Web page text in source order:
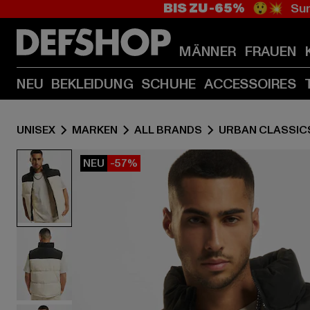
BIS ZU -65% 😲💥
MÄNNER FRAUEN
NEU BEKLEIDUNG SCHUHE ACCESSOIRES
UNISEX MARKEN ALL BRANDS URBAN
NEU -57%